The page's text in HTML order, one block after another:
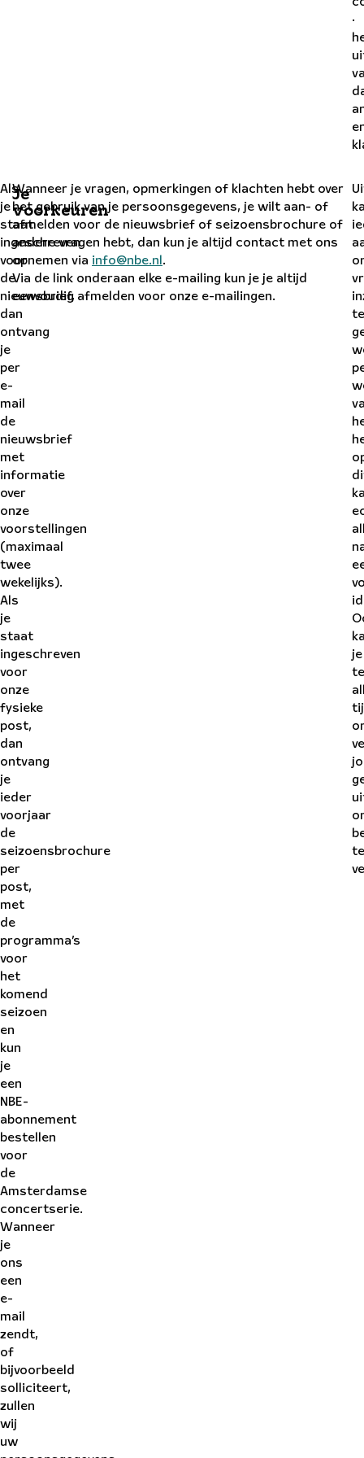
·
Als
je
staat
ingeschreven
voor
de
nieuwsbrief,
dan
ontvang
je
per
e-
mail
de
nieuwsbrief
met
informatie
over
onze
voorstellingen
(maximaal
twee
wekelijks).
Als
je
staat
ingeschreven
voor
onze
fysieke
post,
dan
ontvang
je
ieder
voorjaar
de
seizoensbrochure
per
post,
met
de
programma’s
voor
het
komend
seizoen
en
kun
je
een
NBE-
abonnement
bestellen
voor
de
Amsterdamse
concertserie.
Wanneer
je
ons
een
e-
mail
zendt,
of
bijvoorbeeld
solliciteert,
zullen
wij
uw
Je
voorkeuren
Wanneer je vragen, opmerkingen of klachten hebt over
het gebruik van je persoonsgegevens, je wilt aan- of
afmelden voor de nieuwsbrief of seizoensbrochure of
andere vragen hebt, dan kun je altijd contact met ons
opnemen via info@nbe.nl .
Via de link onderaan elke e-mailing kun je je altijd
eenvoudig afmelden voor onze e-mailingen.
te
je
te
te